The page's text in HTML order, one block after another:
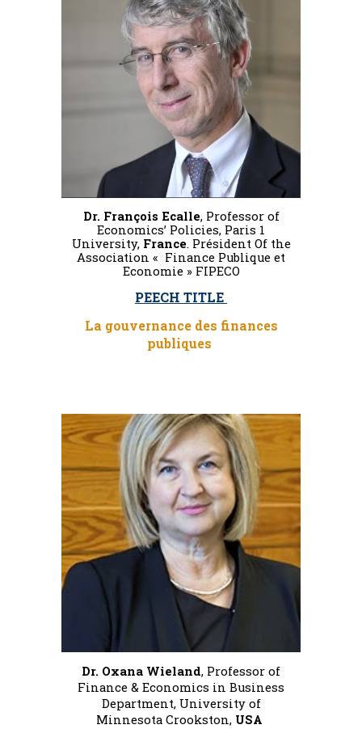
Dr. François Ecalle, Professor of
Economics’ Policies, Paris 1
University, France. Président Of the
Association « Finance Publique et
Economie » FIPECO
PEECH TITLE
La gouvernance des finances
publiques
Dr. Oxana Wieland, Professor of
Finance & Economics in Business
Department, University of
Minnesota Crookston, USA